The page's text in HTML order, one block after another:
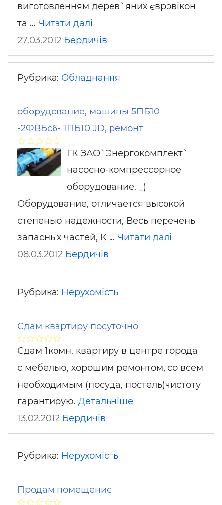
виготовленням дерев`яних євровікон
та … Читати далі
27.03.2012 Бердичів
Рубрика: Обладнання
оборудование, машины 5ПБ10
-2ФВБс6- 1ПБ10 JD, ремонт
ГК ЗАО`Энергокомплект`
насосно-компрессорное
оборудование. _)
Оборудование, отличается высокой
степенью надежности, Весь перечень
запасных частей, К … Читати далі
08.03.2012 Бердичів
Рубрика: Нерухомість
Сдам квартиру посуточно
Сдам 1комн. квартиру в центре города
с мебелью, хорошим ремонтом, со всем
необходимым (посуда, постель)чистоту
гарантирую. Детальніше
13.02.2012 Бердичів
Рубрика: Нерухомість
Продам помещение